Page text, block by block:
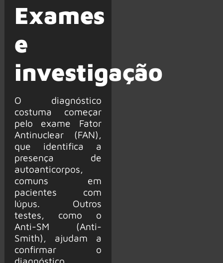
Exames
e
investigação
O diagnóstico
costuma começar
pelo exame Fator
Antinuclear (FAN),
que identifica a
presença de
autoanticorpos,
comuns em
pacientes com
lúpus. Outros
testes, como o
Anti-SM (Anti-
Smith), ajudam a
confirmar o
diagnóstico,